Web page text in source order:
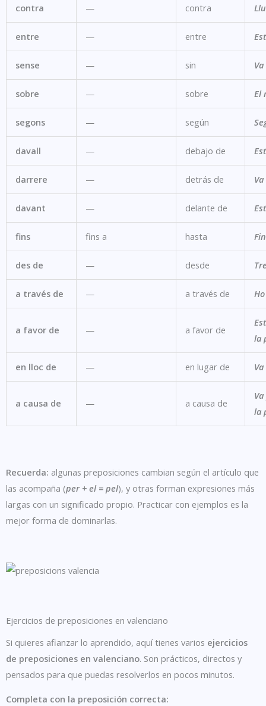
contra — contra
entre — entre
sense — sin
sobre — sobre El
segons — según
davall — debajo de
darrere — detrás de
davant — delante de
fins fins a hasta
des de — desde
a través de — a través de
a favor de — a favor de
la
en lloc de — en lugar de
a causa de — a causa de
la
Recuerda: algunas preposiciones cambian según el artículo que
las acompaña (per + el = pel), y otras forman expresiones más
largas con un significado propio. Practicar con ejemplos es la
mejor forma de dominarlas.
Ejercicios de preposiciones en valenciano
Si quieres afianzar lo aprendido, aquí tienes varios ejercicios
de preposiciones en valenciano. Son prácticos, directos y
pensados para que puedas resolverlos en pocos minutos.
Completa con la preposición correcta: